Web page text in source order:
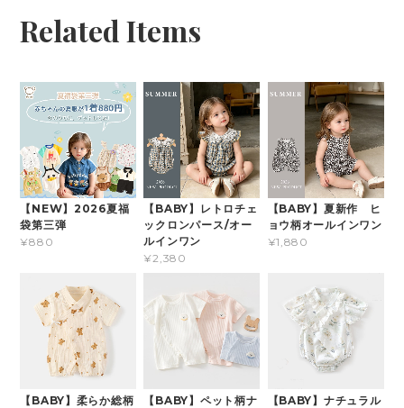
Related Items
【NEW】2026夏福
袋第三弾
¥880
【BABY】レトロチェ
ックロンパース/オー
ルインワン
¥2,380
【BABY】夏新作 ヒ
ョウ柄オールインワン
¥1,880
【BABY】柔らか総柄
【BABY】ペット柄ナ
【BABY】ナチュラル